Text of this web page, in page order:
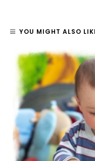
YOU MIGHT ALSO